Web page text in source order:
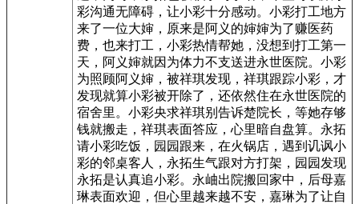
彩沟通无障碍，让小彩十分感动。小彩打工地方
来了一位大婶，原来是阿义的婶婶为了赚医药
费，也来打工，小彩热情帮她，没想到打工第一
天，阿义婶就因为体力不支送进永世医院。小彩
为照顾阿义婶，被祥琪发现，祥琪跟踪小彩，才
发现就算小彩被开除了，还依然住在永世医院的
宿舍里。小彩央求祥琪别告诉楚院长，等她存够
钱就搬走，祥琪表面答应，心里暗自盘算。永拓
请小彩吃饭，园园跟来，在火锅店，遇到讥讽小
彩的邻桌客人，永拓生气跟对方打架，园园发现
永拓是认真追小彩。永岫出院搬回家中，后母嘉
琳表面欢迎，但心里越来越不安，嘉琳为了让自